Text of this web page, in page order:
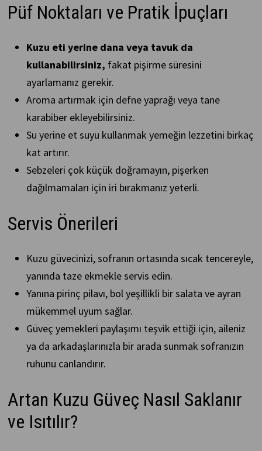
Püf Noktaları ve Pratik İpuçları
Kuzu eti yerine dana veya tavuk da
kullanabilirsiniz, fakat pişirme süresini
ayarlamanız gerekir.
Aroma artırmak için defne yaprağı veya tane
karabiber ekleyebilirsiniz.
Su yerine et suyu kullanmak yemeğin lezzetini birkaç
kat artırır.
Sebzeleri çok küçük doğramayın, pişerken
dağılmamaları için iri bırakmanız yeterli.
Servis Önerileri
Kuzu güvecinizi, sofranın ortasında sıcak tencereyle,
yanında taze ekmekle servis edin.
Yanına pirinç pilavı, bol yeşillikli bir salata ve ayran
mükemmel uyum sağlar.
Güveç yemekleri paylaşımı teşvik ettiği için, aileniz
ya da arkadaşlarınızla bir arada sunmak sofranızın
ruhunu canlandırır.
Artan Kuzu Güveç Nasıl Saklanır
ve Isıtılır?